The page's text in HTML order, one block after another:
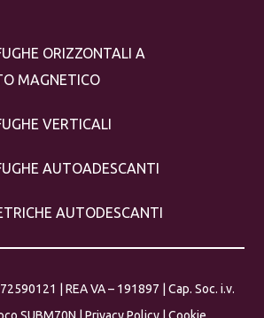
ORIZZONTALI A
MAGNETICO
VERTICALI
AUTOADESCANTI
AUTODESCANTI
| REA VA – 191897 | Cap. Soc. i.v.